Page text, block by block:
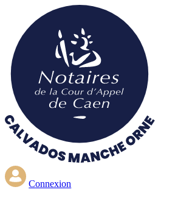
contenu
principal
Connexion